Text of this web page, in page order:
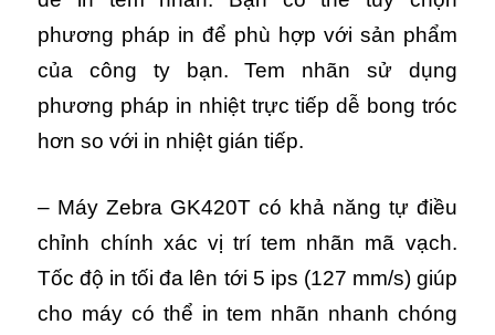
phương pháp in để phù hợp với sản phẩm
của công ty bạn. Tem nhãn sử dụng
phương pháp in nhiệt trực tiếp dễ bong tróc
hơn so với in nhiệt gián tiếp.
– Máy Zebra GK420T có khả năng tự điều
chỉnh chính xác vị trí tem nhãn mã vạch.
Tốc độ in tối đa lên tới 5 ips (127 mm/s) giúp
cho máy có thể in tem nhãn nhanh chóng